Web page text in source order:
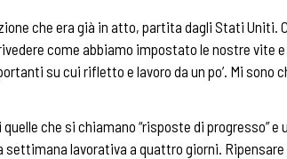
che era già in atto, partita dagli Stati Uniti.
come abbiamo impostato le nostre
su cui rifletto e lavoro da un po’. Mi
quelle che si chiamano “risposte di progresso”
settimana lavorativa a quattro giorni.